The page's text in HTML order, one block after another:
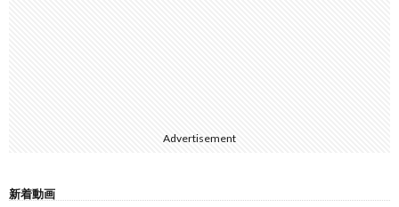
Advertisement
新着動画